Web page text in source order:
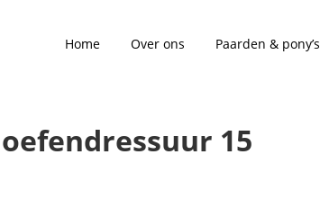
Home Over ons Paarden & pony’s
15